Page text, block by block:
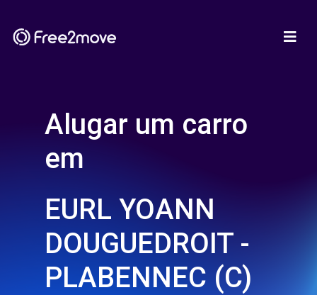
Alugar um carro
em
EURL YOANN
DOUGUEDROIT -
PLABENNEC (C)